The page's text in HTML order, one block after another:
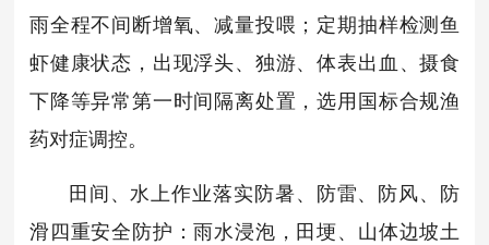
雨全程不间断增氧、减量投喂；定期抽样检测鱼
虾健康状态，出现浮头、独游、体表出血、摄食
下降等异常第一时间隔离处置，选用国标合规渔
药对症调控。
田间、水上作业落实防暑、防雷、防风、防
滑四重安全防护：雨水浸泡，田埂、山体边坡土